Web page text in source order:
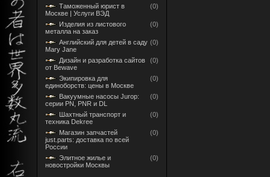
Таможенный юрист в
Москве | Услуги ВЭД
(0)
Изделия из листового
металла на заказ
(0)
Английский для детей в саду
Mary Jane
(0)
Дизайн и разработка сайтов
от Bewave
(0)
Экипировка для
единоборств: цены в Москве
(0)
Вакуумные насосы Jurop:
серии PN, PNR и DL
(0)
Шахтный транспорт и
техника Dekree
(0)
Магазин запчастей
just.parts: доставка по всей
России
(0)
Элитное жилье и
новостройки Москвы
(0)